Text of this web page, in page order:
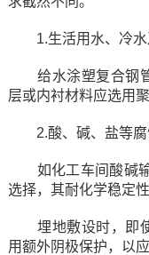
1.生活用水、冷水
给水涂塑复合钢管
层或内衬材料应选用
2.酸、碱、盐等腐
如化工车间酸碱输
选择，其耐化学稳定性
埋地敷设时，即使
用额外阴极保护，以